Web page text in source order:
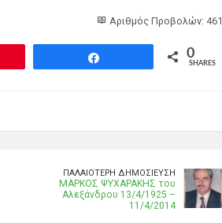
Αριθμός Προβολών: 461
0
SHARES
ΠΑΛΑΙΌΤΕΡΗ ΔΗΜΟΣΊΕΥΣΗ
ΜΑΡΚΟΣ ΨΥΧΑΡΑΚΗΣ του
Αλεξάνδρου 13/4/1925 –
11/4/2014